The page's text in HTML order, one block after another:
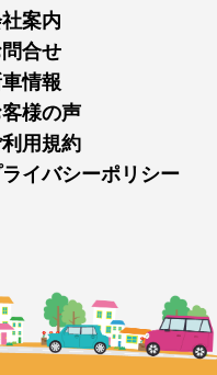
案内
合せ
情報
様の声
利用規約
イバシーポリシー